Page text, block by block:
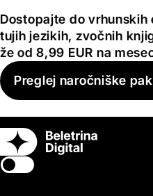
Dostopajte do
tujih jezikih, zvočnih
že od 8,99 EUR na
Preglej naročniške
Switch theme